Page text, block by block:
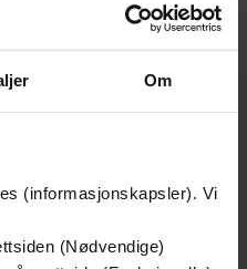
Om
(informasjonskapsler). Vi
(Nødvendige)
and Understand
Holmes(forfatter)